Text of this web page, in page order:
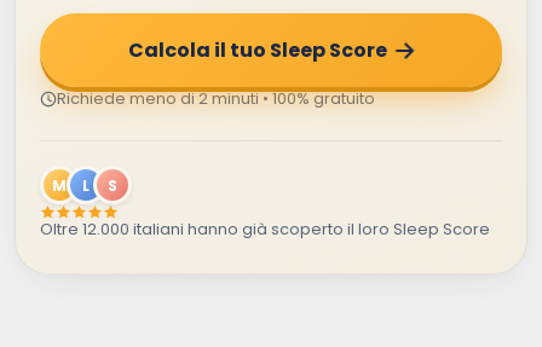
Calcola il tuo Sleep Score
Richiede meno di 2 minuti • 100% gratuito
M L S
Oltre 12.000 italiani hanno già scoperto il loro Sleep Score